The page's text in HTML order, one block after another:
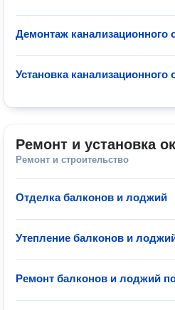
Демонтаж канализационного
Установка канализационного
Ремонт и установка
Ремонт и строительство
Отделка балконов и лоджий
Утепление балконов и
Ремонт балконов и лоджий